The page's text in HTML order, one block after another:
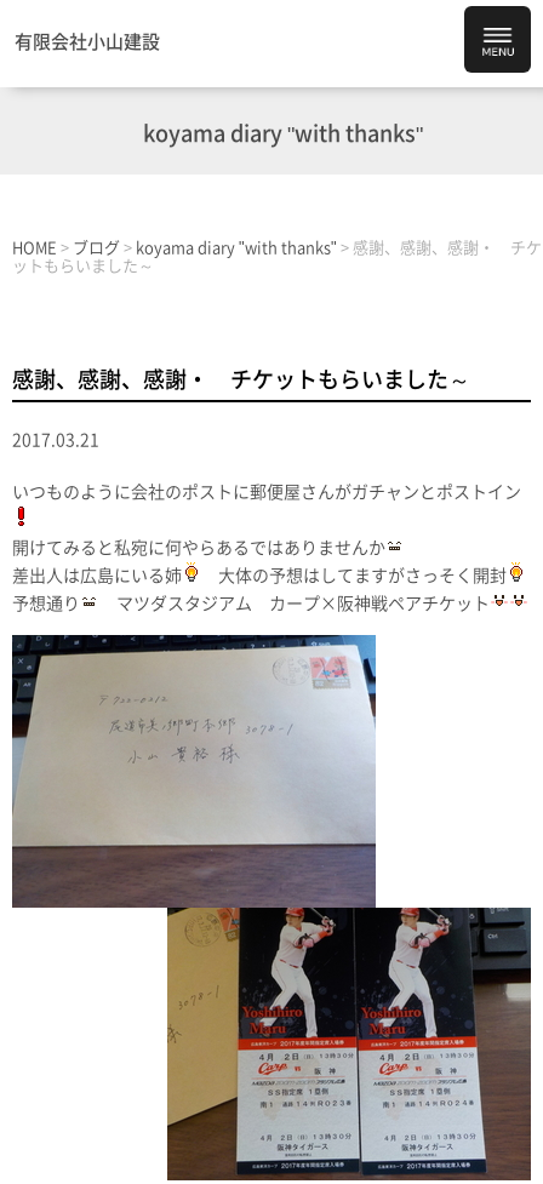
有限会社小山建設
koyama diary "with thanks"
HOME > ブログ > koyama diary "with thanks" > 感謝、感謝、感謝・ チケ
ットもらいました～
感謝、感謝、感謝・ チケットもらいました～
2017.03.21
いつものように会社のポストに郵便屋さんがガチャンとポストイン
開けてみると私宛に何やらあるではありませんか
差出人は広島にいる姉
大体の予想はしてますがさっそく開封
予想通り
マツダスタジアム カープ×阪神戦ペアチケット